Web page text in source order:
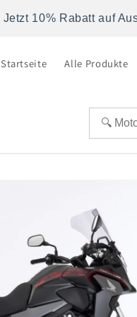
Jetzt 10% Rabatt auf
Startseite Alle Produkte